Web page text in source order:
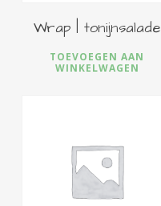
Wrap | tonijnsalade
TOEVOEGEN AAN
WINKELWAGEN
€7,00